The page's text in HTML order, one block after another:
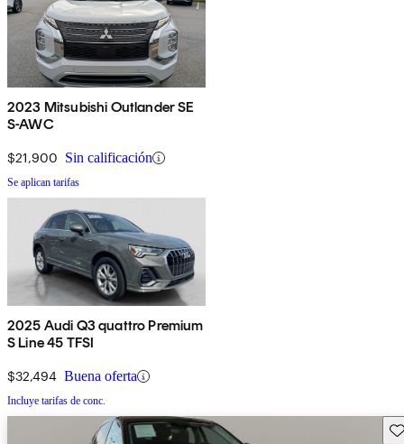
2023 Mitsubishi Outlander SE
S-AWC
$21,900 Sin calificación
Se aplican tarifas
2025 Audi Q3 quattro Premium
S Line 45 TFSI
$32,494 Buena oferta
Incluye tarifas de conc.